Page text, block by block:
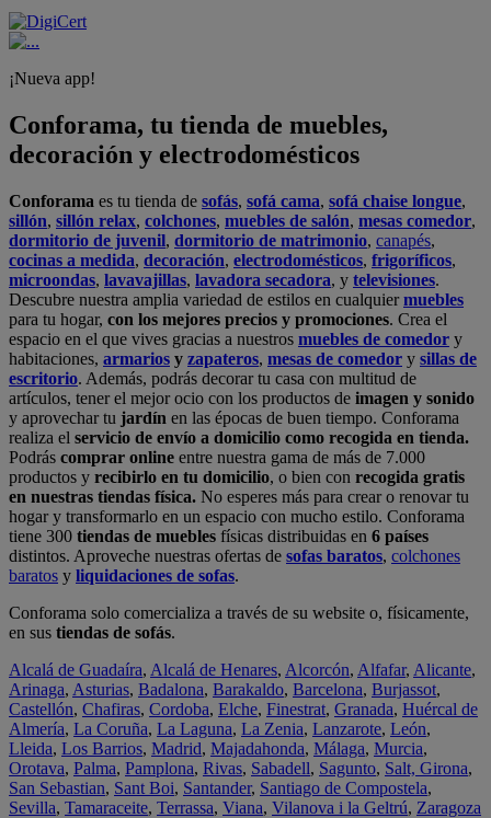
¡Nueva app!
Conforama, tu tienda de muebles,
decoración y electrodomésticos
Conforama es tu tienda de sofás, sofá cama, sofá chaise longue,
sillón, sillón relax, colchones, muebles de salón, mesas comedor,
dormitorio de juvenil, dormitorio de matrimonio, canapés,
cocinas a medida, decoración, electrodomésticos, frigoríficos,
microondas, lavavajillas, lavadora secadora, y televisiones.
Descubre nuestra amplia variedad de estilos en cualquiermuebles
para tu hogar, con los mejores precios y promociones. Crea el
espacio en el que vives gracias a nuestros muebles de comedor y
habitaciones, armarios y zapateros, mesas de comedor y sillas de
escritorio. Además, podrás decorar tu casa con multitud de
artículos, tener el mejor ocio con los productos de imagen y sonido
y aprovechar tu jardín en las épocas de buen tiempo. Conforama
realiza el servicio de envío a domicilio como recogida en tienda.
Podrás comprar online entre nuestra gama de más de 7.000
productos y recibirlo en tu domicilio, o bien con recogida gratis
en nuestras tiendas física. No esperes más para crear o renovar tu
hogar y transformarlo en un espacio con mucho estilo. Conforama
tiene 300 tiendas de muebles físicas distribuidas en 6 países
distintos. Aproveche nuestras ofertas de sofas baratos, colchones
baratos y liquidaciones de sofas.
Conforama solo comercializa a través de su website o, físicamente,
en sus tiendas de sofás.
Alcalá de Guadaíra, Alcalá de Henares, Alcorcón, Alfafar, Alicante,
Arinaga, Asturias, Badalona, Barakaldo, Barcelona, Burjassot,
Castellón, Chafiras, Cordoba, Elche, Finestrat, Granada, Huércal de
Almería, La Coruña, La Laguna, La Zenia, Lanzarote, León,
Lleida, Los Barrios, Madrid, Majadahonda, Málaga, Murcia,
Orotava, Palma, Pamplona, Rivas, Sabadell, Sagunto, Salt, Girona,
San Sebastian, Sant Boi, Santander, Santiago de Compostela,
Sevilla, Tamaraceite, Terrassa, Viana, Vilanova i la Geltrú, Zaragoza